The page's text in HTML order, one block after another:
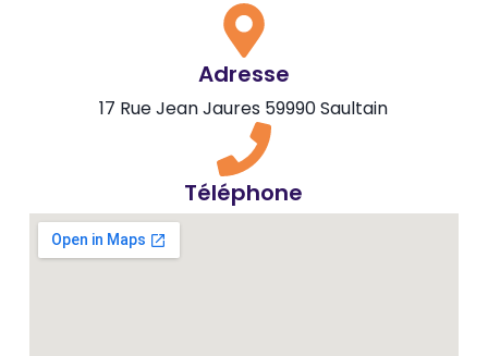
Adresse
17 Rue Jean Jaures 59990 Saultain
Téléphone